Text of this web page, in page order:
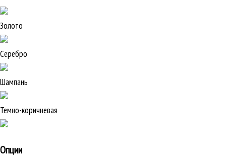
Золото
Серебро
Шампань
Темно-коричневая
Опции